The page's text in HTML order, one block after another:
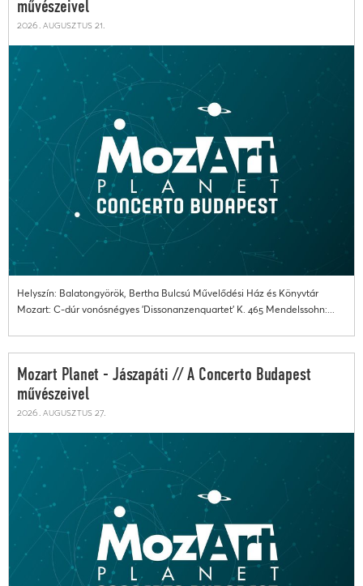
művészeivel
2026. augusztus 21.
Helyszín: Balatongyörök, Bertha Bulcsú Művelődési Ház és Könyvtár
Mozart: C-dúr vonósnégyes 'Dissonanzenquartet' K. 465 Mendelssohn:...
Mozart Planet - Jászapáti // A Concerto Budapest
művészeivel
2026. augusztus 27.